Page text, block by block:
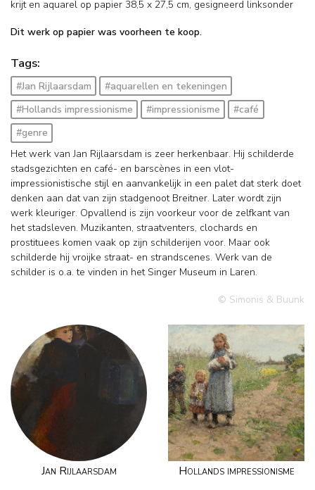
krijt en aquarel op papier 38,5 x 27,5 cm, gesigneerd linksonder
Dit werk op papier was voorheen te koop.
Tags:
#Jan Rijlaarsdam
#aquarellen en tekeningen
#Hollands impressionisme
#impressionisme
#café
#genre
Het werk van Jan Rijlaarsdam is zeer herkenbaar. Hij schilderde
stadsgezichten en café- en barscènes in een vlot-
impressionistische stijl en aanvankelijk in een palet dat sterk doet
denken aan dat van zijn stadgenoot Breitner. Later wordt zijn
werk kleuriger. Opvallend is zijn voorkeur voor de zelfkant van
het stadsleven. Muzikanten, straatventers, clochards en
prostituees komen vaak op zijn schilderijen voor. Maar ook
schilderde hij vroijke straat- en strandscenes. Werk van de
schilder is o.a. te vinden in het Singer Museum in Laren.
© Simonis & Buunk
Jan Rijlaarsdam Hollands impressionisme